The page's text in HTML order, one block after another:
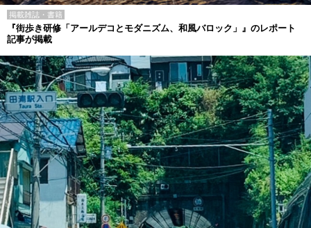
掲載雑誌・書籍
『街歩き研修「アールデコとモダニズム、和風バロック」』のレポート
記事が掲載